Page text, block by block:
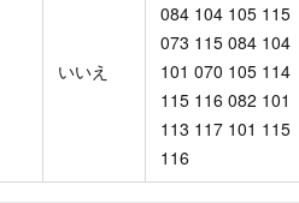
いいえ
084 104 105 115
073 115 084 104
101 070 105 114
115 116 082 101
113 117 101 115
116